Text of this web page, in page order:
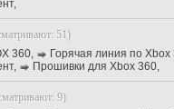
,
51)
360,
Горячая линия по Xbox
, Прошивки для Xbox 360,
9)